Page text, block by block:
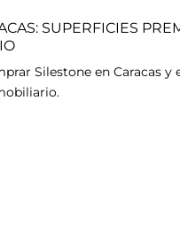
SUPERFICIES
Silestone en Caracas